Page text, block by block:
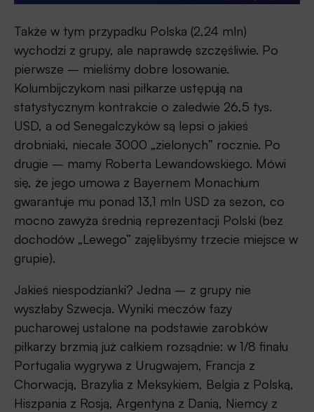
Także w tym przypadku Polska (2,24 mln)
wychodzi z grupy, ale naprawdę szczęśliwie. Po
pierwsze – mieliśmy dobre losowanie.
Kolumbijczykom nasi piłkarze ustępują na
statystycznym kontrakcie o zaledwie 26,5 tys.
USD, a od Senegalczyków są lepsi o jakieś
drobniaki, niecałe 3000 „zielonych” rocznie. Po
drugie – mamy Roberta Lewandowskiego. Mówi
się, że jego umowa z Bayernem Monachium
gwarantuje mu ponad 13,1 mln USD za sezon, co
mocno zawyża średnią reprezentacji Polski (bez
dochodów „Lewego” zajęlibyśmy trzecie miejsce w
grupie).
Jakieś niespodzianki? Jedna – z grupy nie
wyszłaby Szwecja. Wyniki meczów fazy
pucharowej ustalone na podstawie zarobków
piłkarzy brzmią już całkiem rozsądnie: w 1/8 finału
Portugalia wygrywa z Urugwajem, Francja z
Chorwacją, Brazylia z Meksykiem, Belgia z Polską,
Hiszpania z Rosją, Argentyna z Danią, Niemcy z